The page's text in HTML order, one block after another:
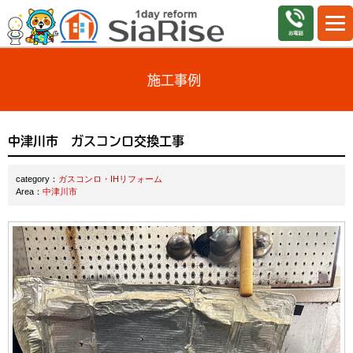
施工事例
中津川市 ガスコンロ交換工事
category： ガスコンロ・IHリフォーム
Area： 中津川市